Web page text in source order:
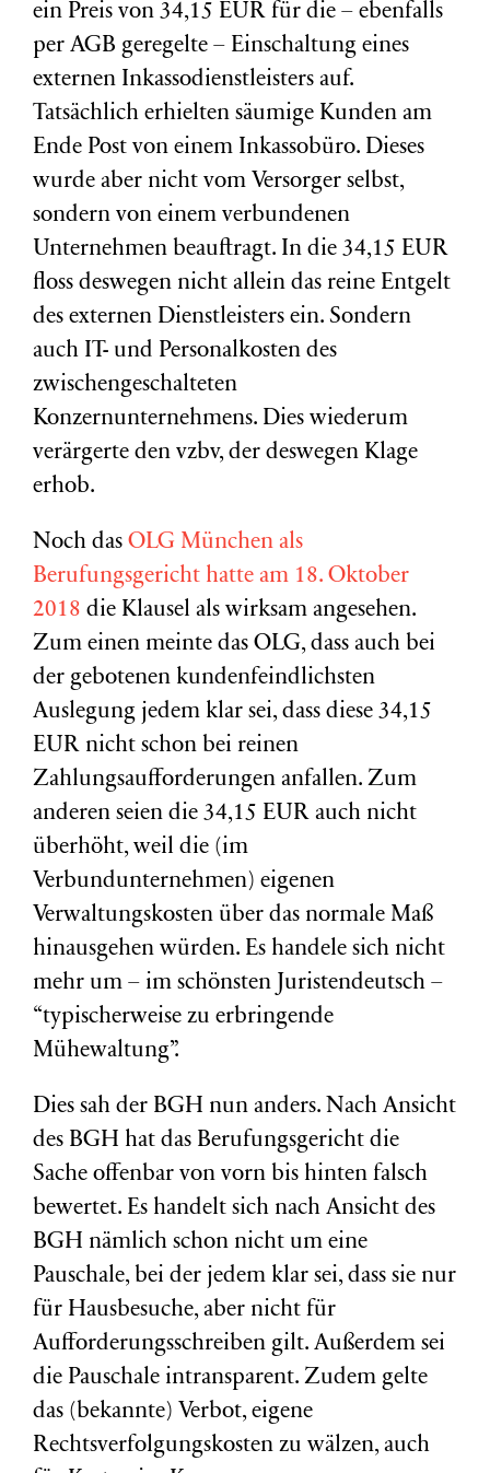
ein Preis von 34,15 EUR für die – ebenfalls
per AGB geregelte – Einschaltung eines
externen Inkassodienstleisters auf.
Tatsächlich erhielten säumige Kunden am
Ende Post von einem Inkassobüro. Dieses
wurde aber nicht vom Versorger selbst,
sondern von einem verbundenen
Unternehmen beauftragt. In die 34,15 EUR
floss deswegen nicht allein das reine Entgelt
des externen Dienstleisters ein. Sondern
auch IT- und Personalkosten des
zwischengeschalteten
Konzernunternehmens. Dies wiederum
verärgerte den vzbv, der deswegen Klage
erhob.
Noch das OLG München als
Berufungsgericht hatte am 18. Oktober
2018 die Klausel als wirksam angesehen.
Zum einen meinte das OLG, dass auch bei
der gebotenen kundenfeindlichsten
Auslegung jedem klar sei, dass diese 34,15
EUR nicht schon bei reinen
Zahlungsaufforderungen anfallen. Zum
anderen seien die 34,15 EUR auch nicht
überhöht, weil die (im
Verbundunternehmen) eigenen
Verwaltungskosten über das normale Maß
hinausgehen würden. Es handele sich nicht
mehr um – im schönsten Juristendeutsch –
“typischerweise zu erbringende
Mühewaltung”.
Dies sah der BGH nun anders. Nach Ansicht
des BGH hat das Berufungsgericht die
Sache offenbar von vorn bis hinten falsch
bewertet. Es handelt sich nach Ansicht des
BGH nämlich schon nicht um eine
Pauschale, bei der jedem klar sei, dass sie nur
für Hausbesuche, aber nicht für
Aufforderungsschreiben gilt. Außerdem sei
die Pauschale intransparent. Zudem gelte
das (bekannte) Verbot, eigene
Rechtsverfolgungskosten zu wälzen, auch